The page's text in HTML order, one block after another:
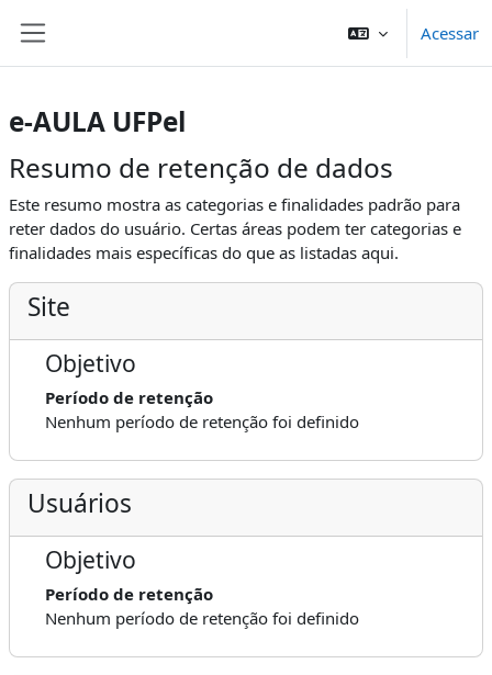
Acessar
e-AULA UFPel
Resumo de retenção de dados
Este resumo mostra as categorias e finalidades padrão para
reter dados do usuário. Certas áreas podem ter categorias e
finalidades mais específicas do que as listadas aqui.
Site
Objetivo
Período de retenção
Nenhum período de retenção foi definido
Usuários
Objetivo
Período de retenção
Nenhum período de retenção foi definido